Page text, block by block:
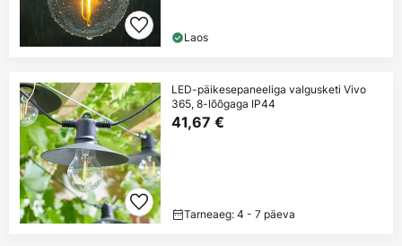
Laos
LED-päikesepaneeliga valgusketi Vivo
365, 8-lõõgaga IP44
41,67 €
Tarneaeg: 4 - 7 päeva